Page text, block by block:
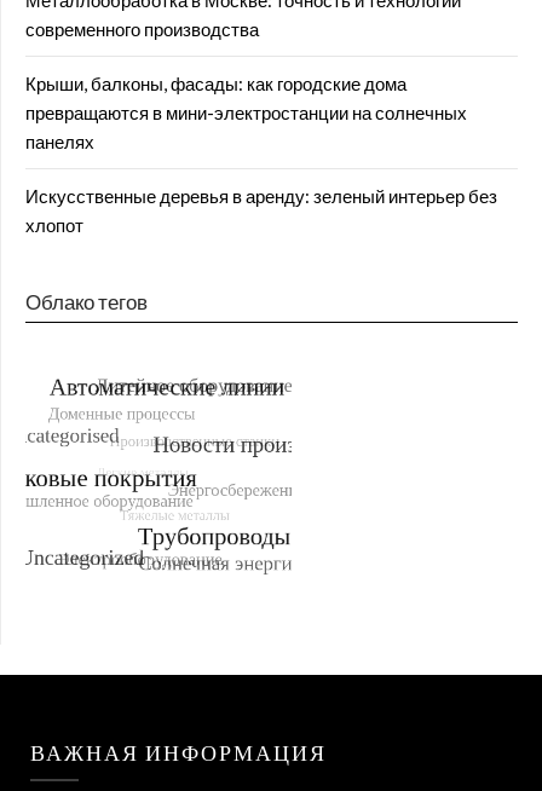
современного производства
Крыши, балконы, фасады: как городские дома
превращаются в мини-электростанции на солнечных
панелях
Искусственные деревья в аренду: зеленый интерьер без
хлопот
Облако тегов
ВАЖНАЯ ИНФОРМАЦИЯ